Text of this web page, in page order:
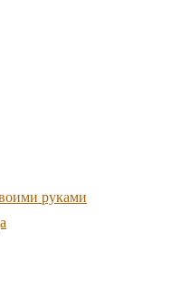
руками